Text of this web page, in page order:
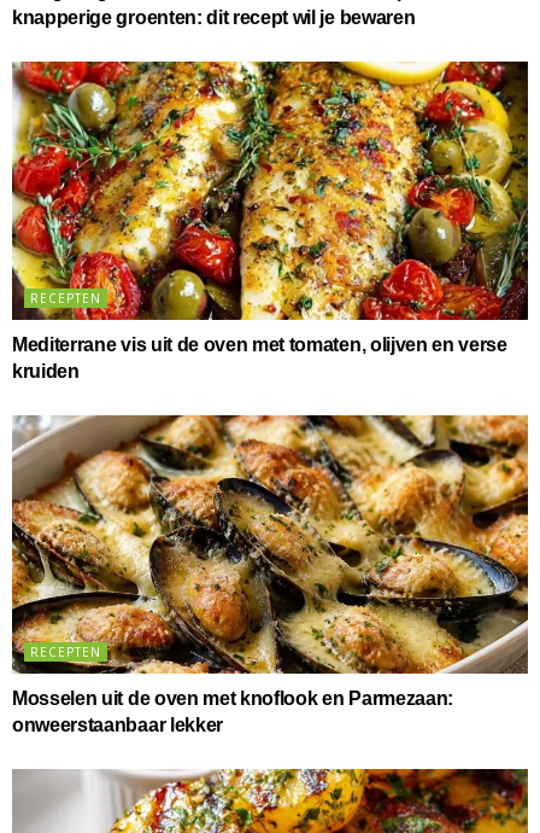
knapperige groenten: dit recept wil je bewaren
RECEPTEN
Mediterrane vis uit de oven met tomaten, olijven en verse
kruiden
RECEPTEN
Mosselen uit de oven met knoflook en Parmezaan:
onweerstaanbaar lekker